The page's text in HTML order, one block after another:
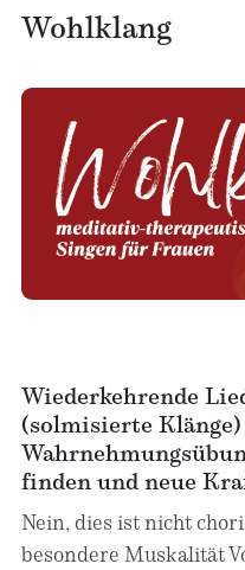
Wohlklang
Wiederkehrende
(solmisierte
finden und neue
Nein, dies ist nicht
besondere Muskalität